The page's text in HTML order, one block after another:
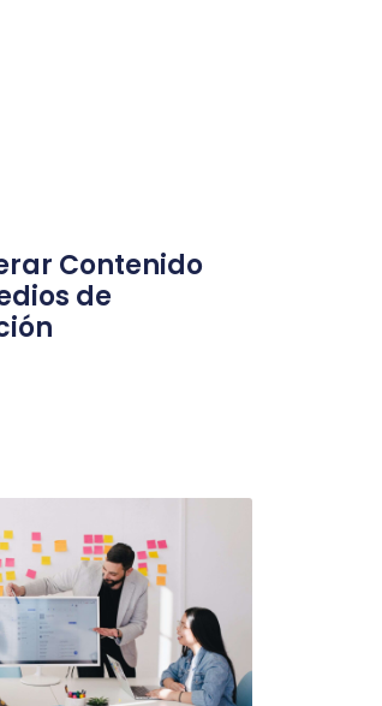
Contenido
de